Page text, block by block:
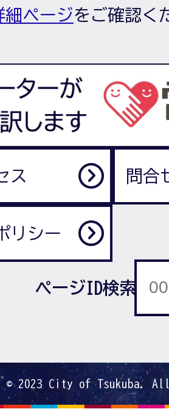
細ページをご確認く
ス 問合
リシー
ページID検索
© 2023 City of Tsukuba.